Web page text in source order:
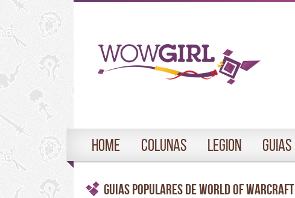
Home Colunas Legion Guias
Guias Populares de World of Warcraft